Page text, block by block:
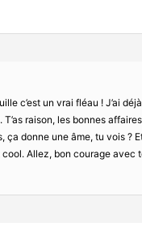
c’est un vrai fléau ! J’ai
raison, les bonnes
ça donne une âme, tu vois ?
cool. Allez, bon courage avec